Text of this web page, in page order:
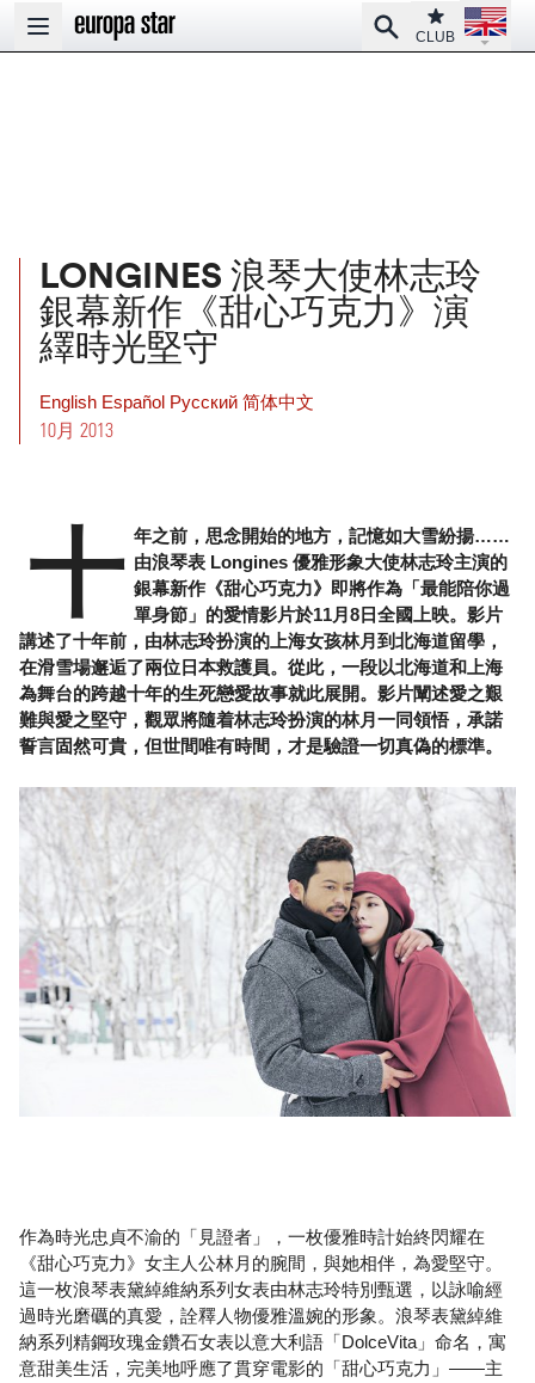
Open main menu
SearchClub
CLUB
Open
LONGINES 浪琴大使林志玲
銀幕新作《甜心巧克力》演
繹時光堅守
English Español Pусский 简体中文
10月 2013
十 年之前，思念開始的地方，記憶如大雪紛揚……
由浪琴表 Longines 優雅形象大使林志玲主演的
銀幕新作《甜心巧克力》即將作為「最能陪你過
單身節」的愛情影片於11月8日全國上映。影片
講述了十年前，由林志玲扮演的上海女孩林月到北海道留學，
在滑雪場邂逅了兩位日本救護員。從此，一段以北海道和上海
為舞台的跨越十年的生死戀愛故事就此展開。影片闡述愛之艱
難與愛之堅守，觀眾將隨着林志玲扮演的林月一同領悟，承諾
誓言固然可貴，但世間唯有時間，才是驗證一切真偽的標準。
作為時光忠貞不渝的「見證者」，一枚優雅時計始終閃耀在
《甜心巧克力》女主人公林月的腕間，與她相伴，為愛堅守。
這一枚浪琴表黛綽維納系列女表由林志玲特別甄選，以詠喻經
過時光磨礪的真愛，詮釋人物優雅溫婉的形象。浪琴表黛綽維
納系列精鋼玫瑰金鑽石女表以意大利語「DolceVita」命名，寓
意甜美生活，完美地呼應了貫穿電影的「甜心巧克力」——主